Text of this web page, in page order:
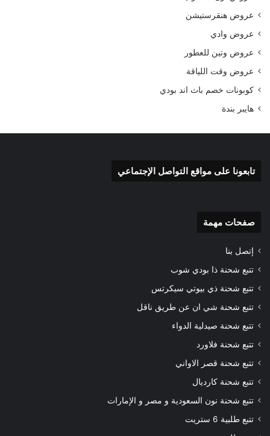
عروض هنقرستيشن
عروض وادي
عروض وتين للعطور
عروض وقت اللياقة
كوبونات خصم باث اند بودي
هايبر بندة
تابعونا على مواقع التواصل الإجتماعي
صفحات مهمة
إتصل بنا
تتبع شحنة ذا بودي شوب
تتبع شحنة ذي بيوتي سيكرتس
تتبع شحنة شي ان عن طريق ناقل
تتبع شحنة صيدلية الدواء
تتبع شحنة فلاورد
تتبع شحنة قصر الاواني
تتبع شحنة كارديال
تتبع شحنة نون السعودية و مصر و الإمارات
تتبع طلبية 6 ستريت